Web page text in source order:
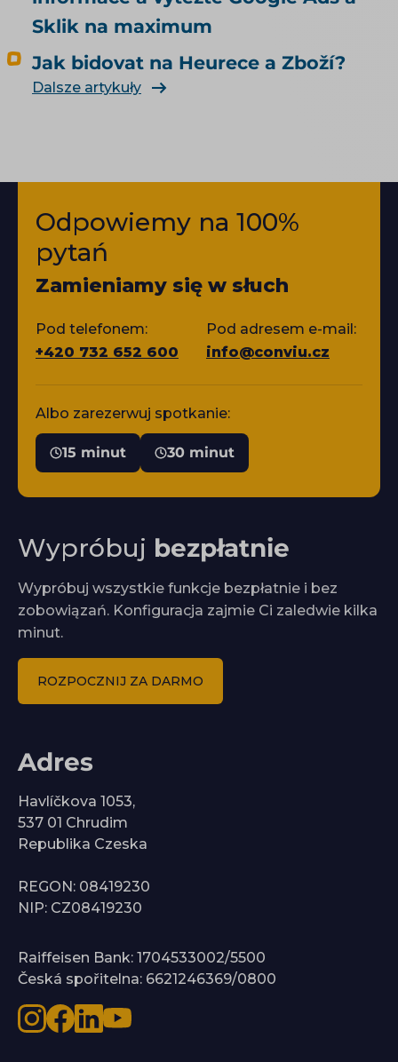
Sklik na maximum
Jak bidovat na Heurece a Zboží?
Dalsze artykuły
Odpowiemy na 100%
pytań
Zamieniamy się w słuch
Pod telefonem:
+420 732 652 600
Pod adresem e-mail:
info@conviu.cz
Albo zarezerwuj spotkanie:
15 minut 30 minut
Wypróbuj bezpłatnie
Wypróbuj wszystkie funkcje bezpłatnie i bez
zobowiązań. Konfiguracja zajmie Ci zaledwie kilka
minut.
ROZPOCZNIJ ZA DARMO
Adres
Havlíčkova 1053,
537 01 Chrudim
Republika Czeska
REGON: 08419230
NIP: CZ08419230
Raiffeisen Bank: 1704533002/5500
Česká spořitelna: 6621246369/0800